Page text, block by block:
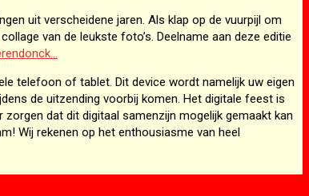
uit verscheidene jaren. Als klap op de vuurpijl om
van de leukste foto’s. Deelname aan deze editie
telefoon of tablet. Dit device wordt namelijk uw eigen
de uitzending voorbij komen. Het digitale feest is
dat dit digitaal samenzijn mogelijk gemaakt kan
Wij rekenen op het enthousiasme van heel